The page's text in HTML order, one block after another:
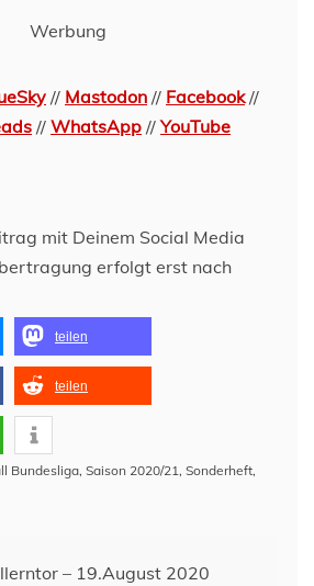
Werbung
// Mastodon // Facebook//
// WhatsApp //YouTube
mit Deinem Social Media
erfolgt erst nach
teilen
teilen
Bundesliga, Saison 2020/21, Sonderheft,
– 19.August 2020